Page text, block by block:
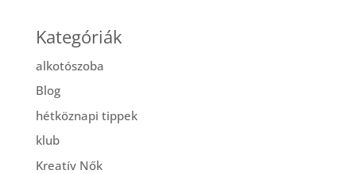
Kategóriák
alkotószoba
Blog
hétköznapi tippek
klub
Kreatív Nők